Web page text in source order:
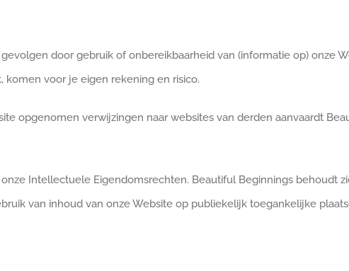
door gebruik of onbereikbaarheid van (informatie op) onze
komen voor je eigen rekening en risico.
opgenomen verwijzingen naar websites van derden aanvaardt
Intellectuele Eigendomsrechten. Beautiful Beginnings behoudt
van inhoud van onze Website op publiekelijk toegankelijke